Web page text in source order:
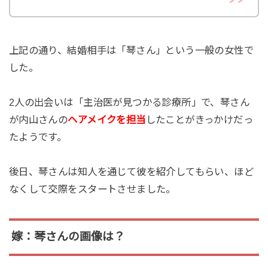
上記の通り、結婚相手は「琴さん」という一般の女性で
した。
2人の出会いは「主治医が見つかる診療所」で、琴さん
が内山さんのヘアメイクを担当 したことがきっかけだっ
たようです。
後日、琴さんは知人を通じて彼を紹介してもらい、ほど
なくして交際をスタートさせました。
嫁：琴さんの画像は？